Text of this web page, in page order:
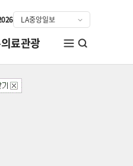
의료관광